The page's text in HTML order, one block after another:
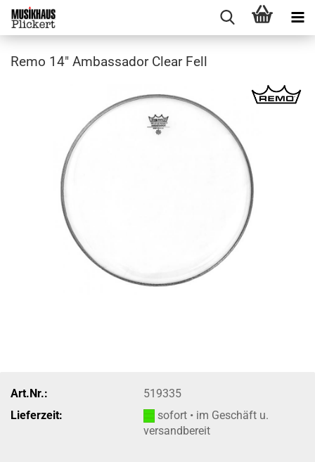
Remo 14" Ambassador Clear Fell
Art.Nr.:
519335
Lieferzeit:
sofort • im Geschäft u.
versandbereit